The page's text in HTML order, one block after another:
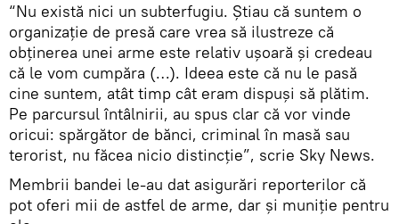
“Nu există nici un subterfugiu. Ştiau că suntem o
organizaţie de presă care vrea să ilustreze că
obţinerea unei arme este relativ uşoară şi credeau
că le vom cumpăra (…). Ideea este că nu le pasă
cine suntem, atât timp cât eram dispuşi să plătim.
Pe parcursul întâlnirii, au spus clar că vor vinde
oricui: spărgător de bănci, criminal în masă sau
terorist, nu făcea nicio distincţie”, scrie Sky News.
Membrii bandei le-au dat asigurări reporterilor că
pot oferi mii de astfel de arme, dar şi muniţie pentru